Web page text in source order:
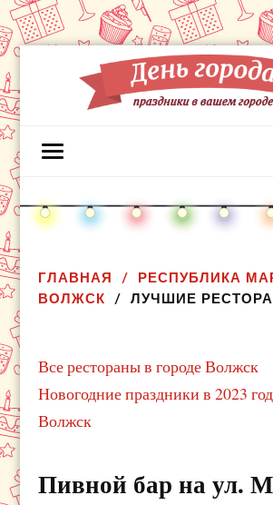
ГЛАВНАЯ
РЕСПУБЛИКА
ВОЛЖСК
ЛУЧШИЕ
Все рестораны в городе Волжск
Новогодние праздники в 2023
Волжск
Пивной бар на ул.